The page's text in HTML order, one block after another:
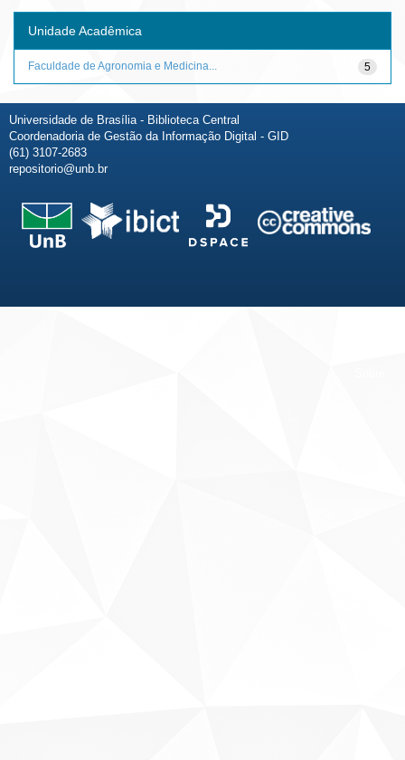
Unidade Acadêmica
5
Faculdade de Agronomia e Medicina...
Universidade de Brasília - Biblioteca Central
Coordenadoria de Gestão da Informação Digital - GID
(61) 3107-2683
repositorio@unb.br